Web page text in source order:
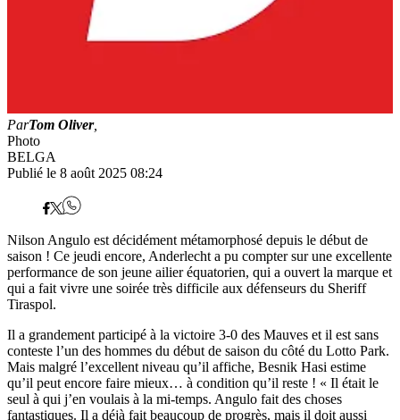
ParTom Oliver,
Photo
BELGA
Publié le 8 août 2025 08:24
Nilson Angulo est décidément métamorphosé depuis le début de
saison ! Ce jeudi encore, Anderlecht a pu compter sur une excellente
performance de son jeune ailier équatorien, qui a ouvert la marque et
qui a fait vivre une soirée très difficile aux défenseurs du Sheriff
Tiraspol.
Il a grandement participé à la victoire 3-0 des Mauves et il est sans
conteste l’un des hommes du début de saison du côté du Lotto Park.
Mais malgré l’excellent niveau qu’il affiche, Besnik Hasi estime
qu’il peut encore faire mieux… à condition qu’il reste ! « Il était le
seul à qui j’en voulais à la mi-temps. Angulo fait des choses
fantastiques. Il a déjà fait beaucoup de progrès, mais il doit aussi